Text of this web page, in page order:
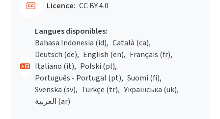
Licence: CC BY 4.0
Langues disponibles:
Bahasa Indonesia ‎(id)‎
Català ‎(ca)‎
Deutsch ‎(de)‎
English ‎(en)‎
Français ‎(fr)‎
Italiano ‎(it)‎
Polski ‎(pl)‎
Português - Portugal ‎(pt)‎
Suomi ‎(fi)‎
Svenska ‎(sv)‎
Türkçe ‎(tr)‎
Українська ‎(uk)‎
العربية ‎(ar)‎